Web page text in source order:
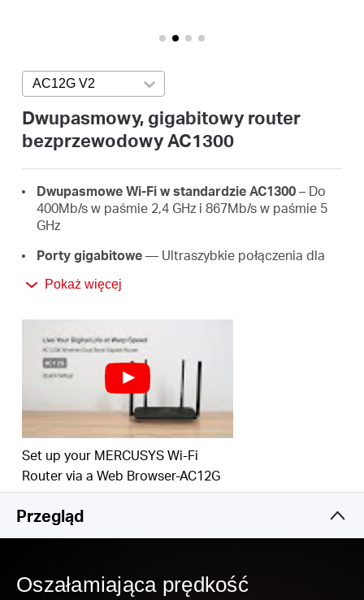
AC12G V2 Press enter to open version list
Dwupasmowy, gigabitowy router
bezprzewodowy AC1300
Dwupasmowe Wi-Fi w standardzie AC1300– Do
400Mb/s w paśmie 2,4 GHz i 867Mb/s w paśmie 5
GHz
Porty gigabitowe— Ultraszybkie połączenia dla
gier, STB, smart TV i wiele innych
Duży zasięg
– 4 anteny o dużym zysku i
technologia Beamforming zapewniają stabilne
połączenia Twoim domu
Wyższa wydajność sieci– Technologia MU-MIMO
umożliwia routerowi AC12G jednoczesną
komunikację z wieloma urządzeniami w tym samym
czasie, co zwiększa ogólną przepustowość
Smart Connect– Inteligentnie wybiera najlepsze
dostępne pasmo dla każdego urządzenia
Obsługa IPTV i IPv6
Pokaż więcej
Set up your MERCUSYS Wi-Fi
Router via a Web Browser-AC12G
Przegląd
Oszałamiająca prędkość